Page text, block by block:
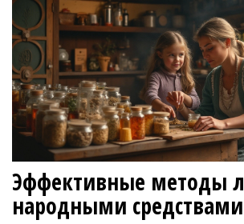
Эффективные методы
народными средствами